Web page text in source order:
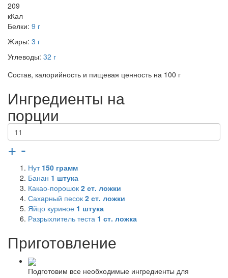
209
кКал
Белки: 9 г
Жиры: 3 г
Углеводы: 32 г
Состав, калорийность и пищевая ценность на 100 г
Ингредиенты на
порции
+ -
Нут 150 грамм
Банан 1 штука
Какао-порошок 2 ст. ложки
Сахарный песок 2 ст. ложки
Яйцо куриное 1 штука
Разрыхлитель теста 1 ст. ложка
Приготовление
Подготовим все необходимые ингредиенты для